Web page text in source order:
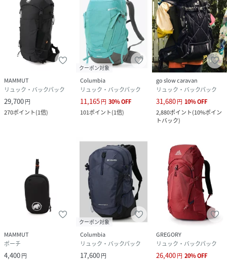
MAMMUT
リュック・バックパック
29,700円
270ポイント(1倍)
クーポン対象
Columbia
リュック・バックパック
11,165円 30%OFF
101ポイント(1倍)
go slow caravan
リュック・バックパック
31,680円 10%OFF
2,880ポイント(10%ポイン
トバック)
MAMMUT
ポーチ
4,400円
クーポン対象
Columbia
リュック・バックパック
17,600円
GREGORY
リュック・バックパック
26,400円 20%OFF